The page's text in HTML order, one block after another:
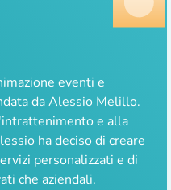
eventi e
da Alessio Melillo.
e alla
ha deciso di creare
personalizzati e di
che aziendali.